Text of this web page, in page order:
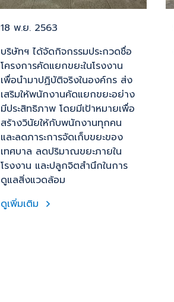
18 พ.ย. 2563
บริษัทฯ ได้จัดกิจกรรมประกวดชื่อ
โครงการคัดแยกขยะในโรงงาน
เพื่อนำมาปฏิบัติจริงในองค์กร ส่ง
เสริมให้พนักงานคัดแยกขยะอย่าง
มีประสิทธิภาพ โดยมีเป้าหมายเพื่อ
สร้างวินัยให้กับพนักงานทุกคน
และลดภาระการจัดเก็บขยะของ
เทศบาล ลดปริมาณขยะภายใน
โรงงาน และปลูกจิตสำนึกในการ
ดูแลสิ่งแวดล้อม
ดูเพิ่มเติม